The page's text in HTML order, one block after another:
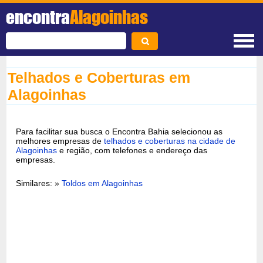
encontraAlagoinhas
Telhados e Coberturas em
Alagoinhas
Para facilitar sua busca o Encontra Bahia selecionou as
melhores empresas detelhados e coberturas na cidade de
Alagoinhas e região, com telefones e endereço das
empresas.
Similares: »Toldos em Alagoinhas